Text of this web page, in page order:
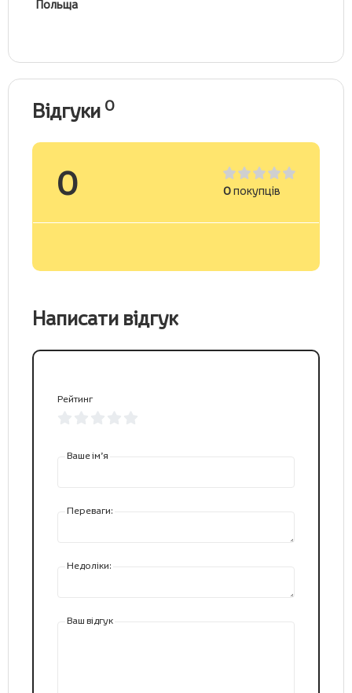
Польща
Відгуки 0
0 0покупців
Написати відгук
Рейтинг
Ваше ім’я
Переваги:
Недоліки:
Ваш відгук